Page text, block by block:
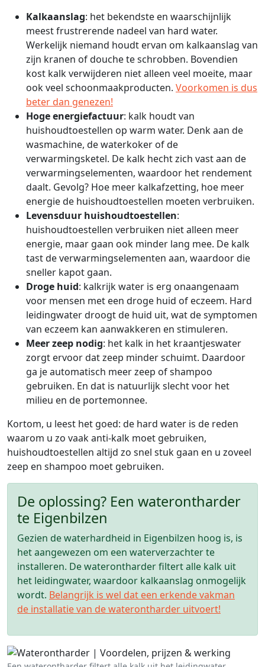
Kalkaanslag: het bekendste en waarschijnlijk
meest frustrerende nadeel van hard water.
Werkelijk niemand houdt ervan om kalkaanslag van
zijn kranen of douche te schrobben. Bovendien
kost kalk verwijderen niet alleen veel moeite, maar
ook veel schoonmaakproducten. Voorkomen is dus
beter dan genezen!
Hoge energiefactuur: kalk houdt van
huishoudtoestellen op warm water. Denk aan de
wasmachine, de waterkoker of de
verwarmingsketel. De kalk hecht zich vast aan de
verwarmingselementen, waardoor het rendement
daalt. Gevolg? Hoe meer kalkafzetting, hoe meer
energie de huishoudtoestellen moeten verbruiken.
Levensduur huishoudtoestellen:
huishoudtoestellen verbruiken niet alleen meer
energie, maar gaan ook minder lang mee. De kalk
tast de verwarmingselementen aan, waardoor die
sneller kapot gaan.
Droge huid: kalkrijk water is erg onaangenaam
voor mensen met een droge huid of eczeem. Hard
leidingwater droogt de huid uit, wat de symptomen
van eczeem kan aanwakkeren en stimuleren.
Meer zeep nodig: het kalk in het kraantjeswater
zorgt ervoor dat zeep minder schuimt. Daardoor
ga je automatisch meer zeep of shampoo
gebruiken. En dat is natuurlijk slecht voor het
milieu en de portemonnee.
Kortom, u leest het goed: de hard water is de reden
waarom u zo vaak anti-kalk moet gebruiken,
huishoudtoestellen altijd zo snel stuk gaan en u zoveel
zeep en shampoo moet gebruiken.
De oplossing? Een waterontharder
te Eigenbilzen
Gezien de waterhardheid in Eigenbilzen hoog is, is
het aangewezen om een waterverzachter te
installeren. De waterontharder filtert alle kalk uit
het leidingwater, waardoor kalkaanslag onmogelijk
wordt. Belangrijk is wel dat een erkende vakman
de installatie van de waterontharder uitvoert!